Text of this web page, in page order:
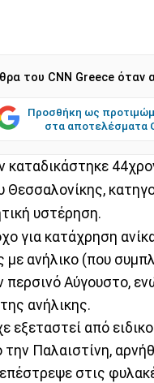
του CNN Greece όταν
Προσθήκη ως
στα αποτελέσματα
καταδικάστηκε
υστέρηση.
για κατάχρηση
με ανήλικο (που
Αύγουστο,
ανήλικης.
εξεταστεί από
Παλαιστίνη,
στις